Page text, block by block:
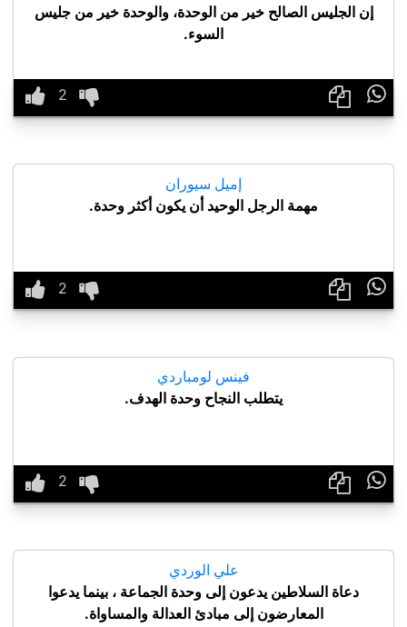
إن الجليس الصالح خير من الوحدة، والوحدة خير من جليس
السوء.

إميل سيوران
مهمة الرجل الوحيد أن يكون أكثر وحدة.

فينس لومباردي
يتطلب النجاح وحدة الهدف.

علي الوردي
دعاة السلاطين يدعون إلى وحدة الجماعة ، بينما يدعوا
المعارضون إلى مبادئ العدالة والمساواة.